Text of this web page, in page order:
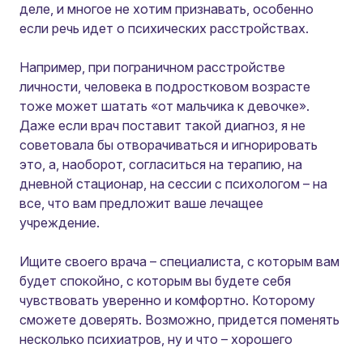
деле, и многое не хотим признавать, особенно
если речь идет о психических расстройствах.
Например, при пограничном расстройстве
личности, человека в подростковом возрасте
тоже может шатать «от мальчика к девочке».
Даже если врач поставит такой диагноз, я не
советовала бы отворачиваться и игнорировать
это, а, наоборот, согласиться на терапию, на
дневной стационар, на сессии с психологом – на
все, что вам предложит ваше лечащее
учреждение.
Ищите своего врача – специалиста, с которым вам
будет спокойно, с которым вы будете себя
чувствовать уверенно и комфортно. Которому
сможете доверять. Возможно, придется поменять
несколько психиатров, ну и что – хорошего